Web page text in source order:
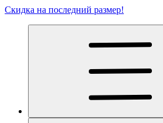
Скидка на последний размер!